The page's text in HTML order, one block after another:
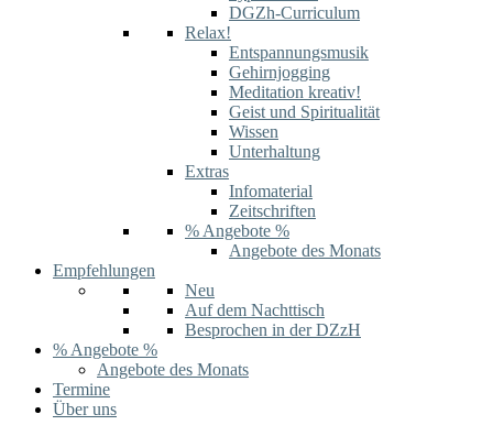
DGZh-Curriculum
Relax!
Entspannungsmusik
Gehirnjogging
Meditation kreativ!
Geist und Spiritualität
Wissen
Unterhaltung
Extras
Infomaterial
Zeitschriften
% Angebote %
Angebote des Monats
Empfehlungen
Neu
Auf dem Nachttisch
Besprochen in der DZzH
% Angebote %
Angebote des Monats
Termine
Über uns